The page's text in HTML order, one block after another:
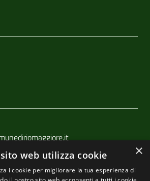
×
web utilizza cookie
i cookie per migliorare la tua esperienza di